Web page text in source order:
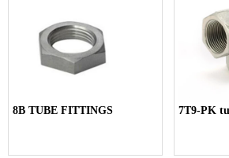
8B TUBE FITTINGS 7T9-PK